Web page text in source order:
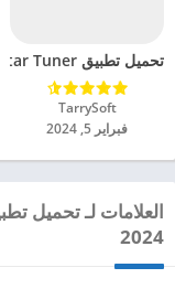
تحميل تطبيق Guitar Tuner مهكر للاندرويد 2024
TarrySoft‏
فبراير 5, 2024
2024